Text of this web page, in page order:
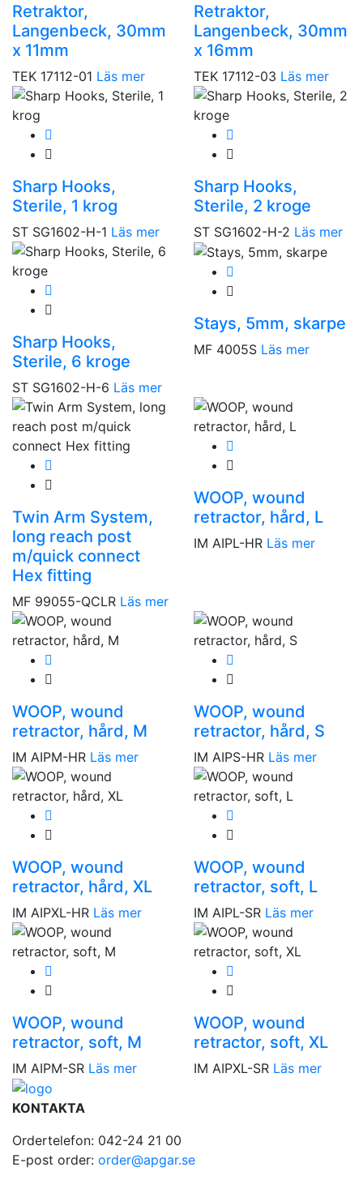
Retraktor,
Langenbeck, 30mm
x 11mm
TEK 17112-01 Läs mer
Retraktor,
Langenbeck, 30mm
x 16mm
TEK 17112-03 Läs mer
Sharp Hooks,
Sterile, 1 krog
ST SG1602-H-1 Läs mer
Sharp Hooks,
Sterile, 2 kroge
ST SG1602-H-2 Läs mer
Sharp Hooks,
Sterile, 6 kroge
ST SG1602-H-6 Läs mer
Stays, 5mm, skarpe
MF 4005S Läs mer
Twin Arm System,
long reach post
m/quick connect
Hex fitting
MF 99055-QCLR Läs mer
WOOP, wound
retractor, hård, L
IM AIPL-HR Läs mer
WOOP, wound
retractor, hård, M
IM AIPM-HR Läs mer
WOOP, wound
retractor, hård, S
IM AIPS-HR Läs mer
WOOP, wound
retractor, hård, XL
IM AIPXL-HR Läs mer
WOOP, wound
retractor, soft, L
IM AIPL-SR Läs mer
WOOP, wound
retractor, soft, M
IM AIPM-SR Läs mer
WOOP, wound
retractor, soft, XL
IM AIPXL-SR Läs mer
KONTAKTA
Ordertelefon: 042-24 21 00
E-post order: order@apgar.se